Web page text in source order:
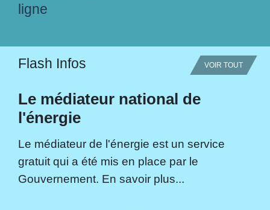
ligne
Flash Infos VOIR TOUT
Le médiateur national de
l'énergie
Le médiateur de l'énergie est un service
gratuit qui a été mis en place par le
Gouvernement. En savoir plus...